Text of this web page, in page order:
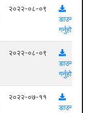
२०२२-०८-०९
डाउनलोड
गर्नुहोस्
२०२२-०८-०९
डाउनलोड
गर्नुहोस्
२०२२-०७-११
डाउनलोड